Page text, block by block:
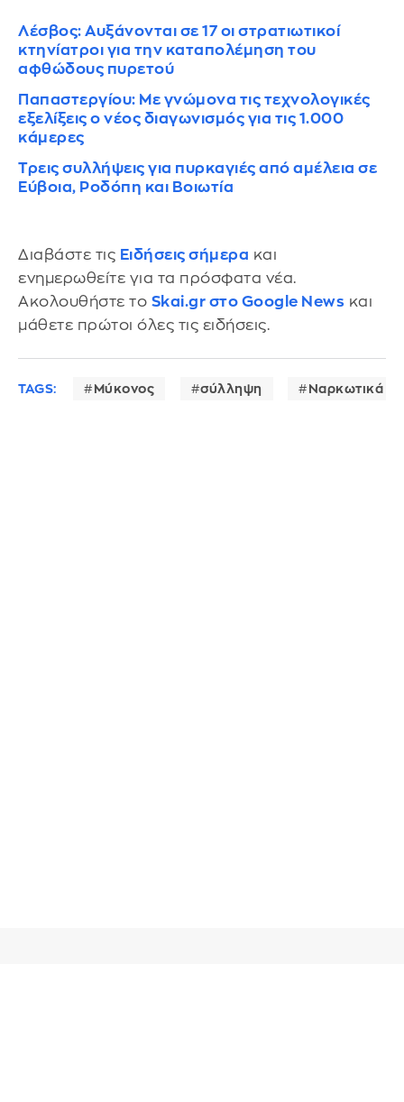
Λέσβος: Αυξάνονται σε 17 οι στρατιωτικοί
κτηνίατροι για την καταπολέμηση του
αφθώδους πυρετού
Παπαστεργίου: Με γνώμονα τις τεχνολογικές
εξελίξεις ο νέος διαγωνισμός για τις 1.000
κάμερες
Τρεις συλλήψεις για πυρκαγιές από αμέλεια σε
Εύβοια, Ροδόπη και Βοιωτία
Διαβάστε τις Ειδήσεις σήμερα και
ενημερωθείτε για τα πρόσφατα νέα.
Ακολουθήστε το Skai.gr στο Google News και
μάθετε πρώτοι όλες τις ειδήσεις.
TAGS: Μύκονος σύλληψη Ναρκωτικά